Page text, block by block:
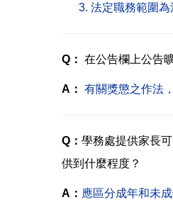
3. 法定職務範圍為
Q： 在公告欄上公告
A ： 有關獎懲之作法
Q： 學務處提供家長
供到什麼程度？
A： 應區分成年和未